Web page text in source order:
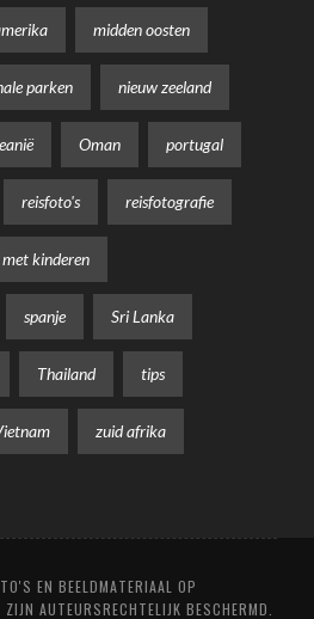
midden oosten
parken nieuw zeeland
Oman portugal
reisfoto's reisfotografie
met kinderen
spanje Sri Lanka
Thailand tips
zuid afrika
EN BEELDMATERIAAL OP
AUTEURSRECHTELIJK BESCHERMD.